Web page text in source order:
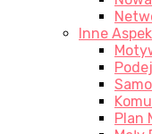
Inne
Plan